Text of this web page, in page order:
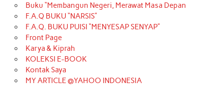
b
o
o
k
a
g
r
a
m
o
k
e
r
e
d
t
e
u
b
Buku “Membangun Negeri, Merawat Masa Depan
F.A.Q BUKU “NARSIS”
F.A.Q. BUKU PUISI “MENYESAP SENYAP”
Front Page
Karya & Kiprah
KOLEKSI E-BOOK
Kontak Saya
MY ARTICLE @YAHOO INDONESIA